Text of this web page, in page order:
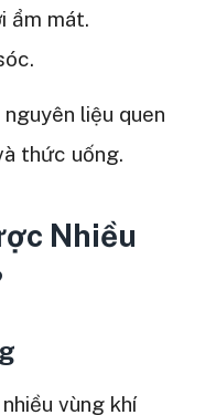
ẩm mát.
liệu quen
thức uống.
Nhiều
vùng khí